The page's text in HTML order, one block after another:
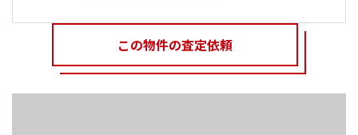
この物件の査定依頼